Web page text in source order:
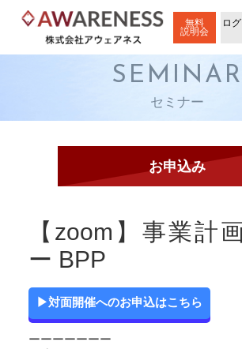
無料
説明会
ロ
SEMINAR
セミナー
【zoom】事業計
ー BPP
▶対面開催へのお申込はこちら
ーーーーーーー